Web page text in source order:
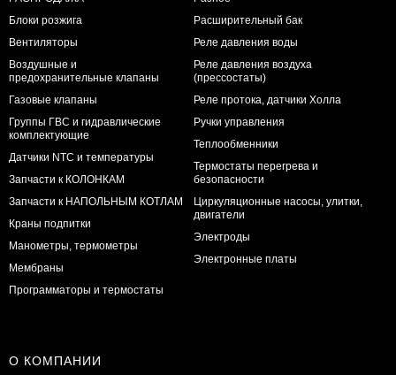
Блоки розжига
Вентиляторы
Воздушные и
предохранительные клапаны
Газовые клапаны
Группы ГВС и гидравлические
комплектующие
Датчики NTC и температуры
Запчасти к КОЛОНКАМ
Запчасти к НАПОЛЬНЫМ КОТЛАМ
Краны подпитки
Манометры, термометры
Мембраны
Программаторы и термостаты
Расширительный бак
Реле давления воды
Реле давления воздуха
(прессостаты)
Реле протока, датчики Холла
Ручки управления
Теплообменники
Термостаты перегрева и
безопасности
Циркуляционные насосы, улитки,
двигатели
Электроды
Электронные платы
О КОМПАНИИ